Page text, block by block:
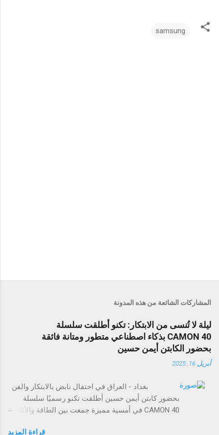
samsung
المشاركات الشائعة من هذه المدونة
ليلة لا تُنسى من الابتكار: تكنو أطلقت سلسلة
CAMON 40 بذكاء اصطناعي متطور ومتانة فائقة
بحضور الكابتن أيمن حسين
أبريل 16, 2025
بغداد - العراق في احتفال نابض بالابتكار والفن
بحضور كابتن أيمن حسين أطلقت تكنو رسميًا سلسلة
CAMON 40 في أمسية مميزة جمعت بين الطاقة والأناقة
قراءة المزيد